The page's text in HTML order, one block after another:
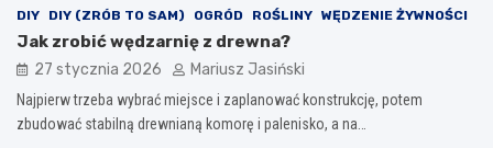
DIY DIY (ZRÓB TO SAM) OGRÓD ROŚLINY WĘDZENIE ŻYWNOŚCI
Jak zrobić wędzarnię z drewna?
27 stycznia 2026 Mariusz Jasiński
Najpierw trzeba wybrać miejsce i zaplanować konstrukcję, potem
zbudować stabilną drewnianą komorę i palenisko, a na…